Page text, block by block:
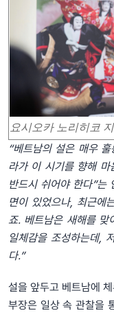
요시오카 노리히코
“베트남의 설은 매우
라가 이 시기를 향해 마
반드시 쉬어야 한다”는
면이 있었으나, 최근에
죠. 베트남은 새해를 맞
일체감을 조성하는데,
다.”
설을 앞두고 베트남에
부장은 일상 속 관찰을